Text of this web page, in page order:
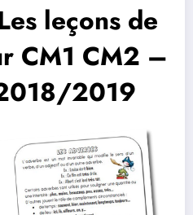
leçons de
CM1 CM2 –
2019